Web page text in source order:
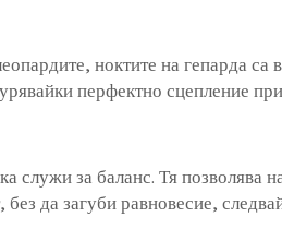
ноктите на гепарда са
перфектно сцепление
служи за баланс. Тя позволява
да загуби равновесие,